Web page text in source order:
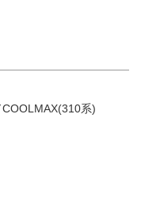
系)